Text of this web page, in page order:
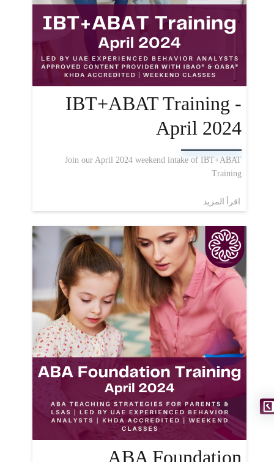
IBT+ABAT Training -
April 2024
Join our April 2024 weekend intake of IBT+ABAT
Training
اقرأ المزيد
ABA Foundation